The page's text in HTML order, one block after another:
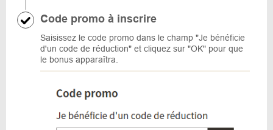
Code promo à inscrire
Saisissez le code promo dans le champ "Je bénéficie
d'un code de réduction" et cliquez sur "OK" pour que
le bonus apparaîtra.